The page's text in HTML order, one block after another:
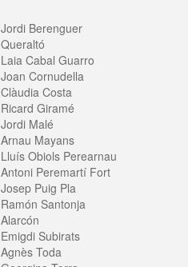
Jordi Berenguer
Queraltó
Laia Cabal Guarro
Joan Cornudella
Clàudia Costa
Ricard Giramé
Jordi Malé
Arnau Mayans
Lluís Obiols Perearnau
Antoni Peremartí Fort
Josep Puig Pla
Ramón Santonja
Alarcón
Emigdi Subirats
Agnès Toda